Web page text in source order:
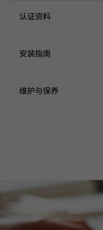
认证资料
安装指南
维护与保养